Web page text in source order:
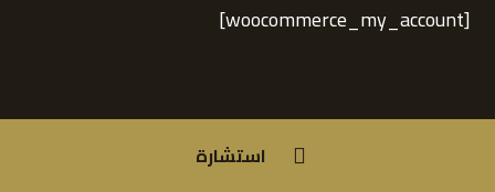
[woocommerce_my_account]
استشارة